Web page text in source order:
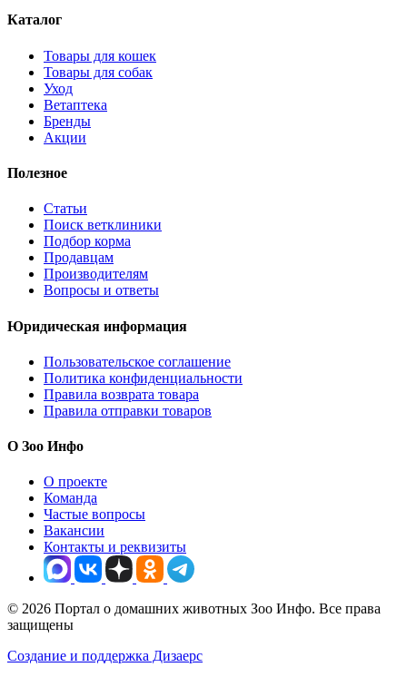
Каталог
Товары для кошек
Товары для собак
Уход
Ветаптека
Бренды
Акции
Полезное
Статьи
Поиск ветклиники
Подбор корма
Продавцам
Производителям
Вопросы и ответы
Юридическая информация
Пользовательское соглашение
Политика конфиденциальности
Правила возврата товара
Правила отправки товаров
О Зоо Инфо
О проекте
Команда
Частые вопросы
Вакансии
Контакты и реквизиты
© 2026 Портал о домашних животных Зоо Инфо. Все права
защищены
Создание и поддержка Дизаерс